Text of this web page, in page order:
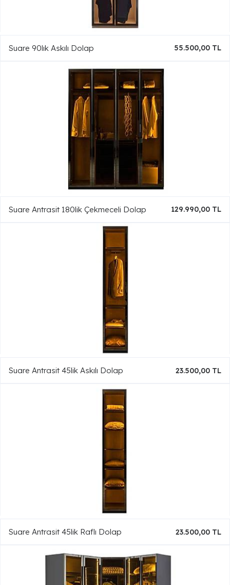
Suare 90lık Askılı Dolap 55.500,00 TL
Suare Antrasit 180lik Çekmeceli Dolap 129.990,00 TL
Suare Antrasit 45lik Askılı Dolap 23.500,00 TL
Suare Antrasit 45lik Raflı Dolap 23.500,00 TL